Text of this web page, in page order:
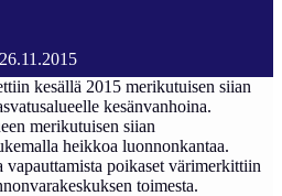
26.11.2015
kesällä 2015 merikutuisen siian
kesänvanhoina.
merikutuisen siian
heikkoa luonnonkantaa.
vapauttamista poikaset värimerkittiin
toimesta.